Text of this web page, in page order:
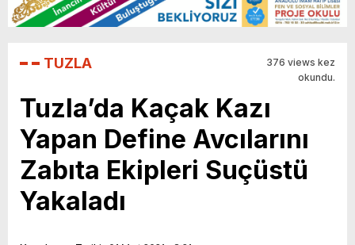
TUZLA
376 views kez
okundu.
Tuzla’da Kaçak Kazı
Yapan Define Avcılarını
Zabıta Ekipleri Suçüstü
Yakaladı